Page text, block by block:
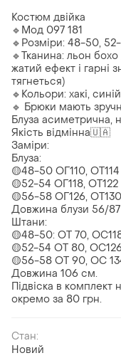
Костюм двійка
🔹Мод 097 181
🔹Розміри: 48-50,
🔹Тканина: льон
жатий ефект і гарні
тягнеться)
🔹Кольори: хакі,
🔹 Брюки мають
Блуза асиметрична,
Якість відмінна🇺🇦
Заміри:
Блуза:
🟡48-50 ОГ110, ОТ114
🟡52-54 ОГ118, ОТ122
🟡56-58 ОГ126, ОТ130
Довжина блузи 56/
Штани:
🟡48-50: ОТ 70,
🟡52-54 ОТ 80, ОС126
🟡56-58 ОТ 90, ОС
Довжина 106 см.
Підвіска в комплект
окремо за 80 грн.
Стан:
Новий